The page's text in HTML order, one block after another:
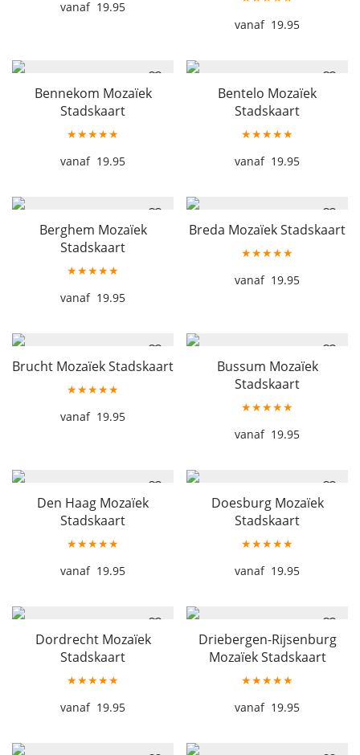
19.95
19.95
Bennekom Mozaïek
Stadskaart
★★★★★
19.95
Bentelo Mozaïek
Stadskaart
★★★★★
19.95
Berghem Mozaïek
Stadskaart
★★★★★
19.95
Breda Mozaïek Stadskaart
★★★★★
19.95
Brucht Mozaïek Stadskaart
★★★★★
19.95
Bussum Mozaïek
Stadskaart
★★★★★
19.95
Den Haag Mozaïek
Stadskaart
★★★★★
19.95
Doesburg Mozaïek
Stadskaart
★★★★★
19.95
Dordrecht Mozaïek
Stadskaart
★★★★★
19.95
Driebergen-Rijsenburg
Mozaïek Stadskaart
★★★★★
19.95